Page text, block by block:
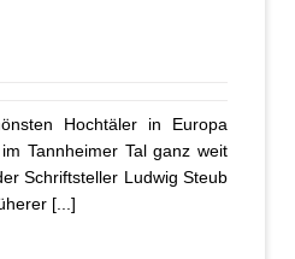
Hochtäler in Europa
Tannheimer Tal ganz weit
Schriftsteller Ludwig Steub
[...]